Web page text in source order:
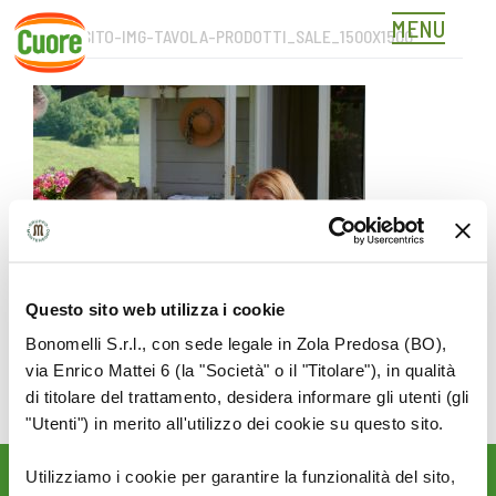
Questo sito web utilizza i cookie
Bonomelli S.r.l., con sede legale in Zola Predosa (BO),
via Enrico Mattei 6 (la "Società" o il "Titolare"), in qualità
di titolare del trattamento, desidera informare gli utenti (gli
"Utenti") in merito all'utilizzo dei cookie su questo sito.
Utilizziamo i cookie per garantire la funzionalità del sito,
Skip
content
MENU
NUOVOSITO-IMG-TAVOLA-PRODOTTI_SALE_1500X1500